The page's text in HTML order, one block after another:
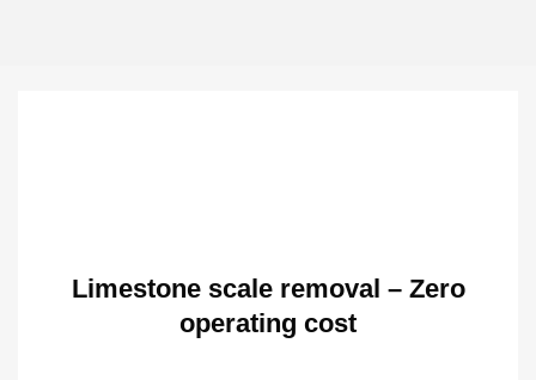
Limestone scale removal – Zero
operating cost